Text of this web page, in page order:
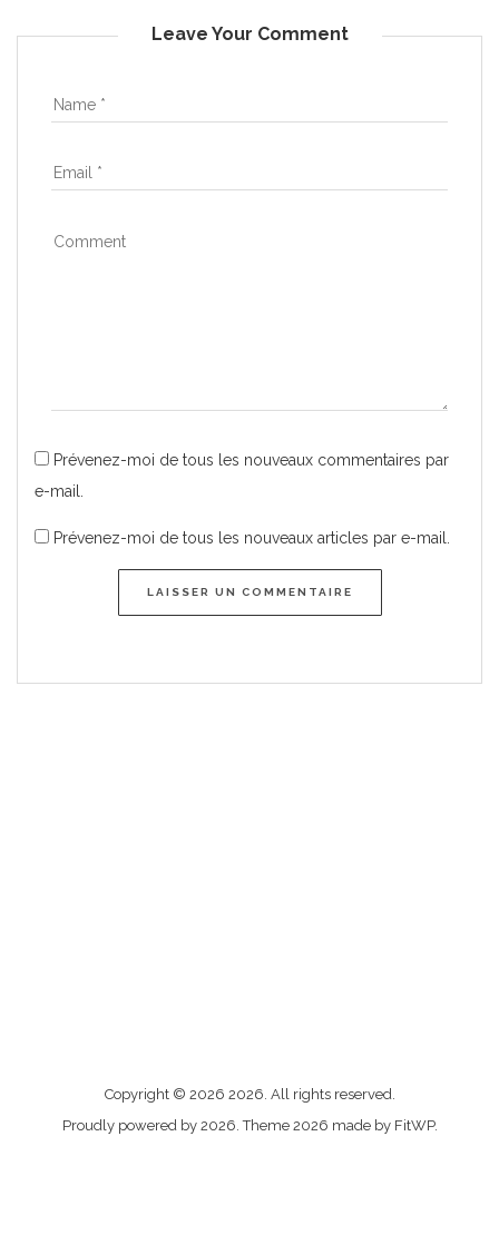
Leave Your Comment
Prévenez-moi de tous les nouveaux commentaires par
e-mail.
Prévenez-moi de tous les nouveaux articles par e-mail.
LAISSER UN COMMENTAIRE
contacter
Copyright © 2026 2026. All rights reserved.
Proudly powered by 2026. Theme 2026 made by FitWP.